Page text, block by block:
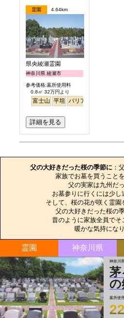
霊園 4.64km
県央綾瀬霊園
神奈川県 綾瀬市
参考価格:墓所使用料
0.8㎡ 32万円より
富士山 平坦 バリアフリー
詳細を見る
父の大好きだった桜の季節に：
家族でお墓を買うこと
父の実家は九州だっ
お墓参りに行くには少し
そして、桜の花が咲く霊園
父の大好きだった桜の
昔のように家族全員でそ
暖かな気持になり
霊園 神奈川県
神奈川
茅
の
墓所使